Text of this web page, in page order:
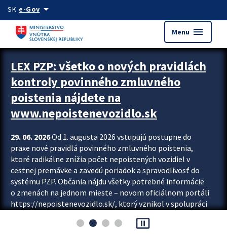
Preskocit na hlavný obsah
SK e-Govarrow_drop_down
Menu menu
Zastavit automatický posun upútavok
LEX PZP: všetko o nových pravidlách
kontroly povinného zmluvného
poistenia nájdete na
www.nepoistenevozidlo.sk
29. 06. 2026Od 1. augusta 2026 vstupujú postupne do
praxe nové pravidlá povinného zmluvného poistenia,
ktoré radikálne znížia počet nepoistených vozidiel v
cestnej premávke a zavedú poriadok a spravodlivosť do
systému PZP. Občania nájdu všetky potrebné informácie
o zmenách na jednom mieste – novom oficiálnom portáli
https://nepoistenevozidlo.sk/, ktorý vznikol v spolupráci
asociácie poisťovní (SLASPO) a Ministerstva vnútra SR.
pause_presentation